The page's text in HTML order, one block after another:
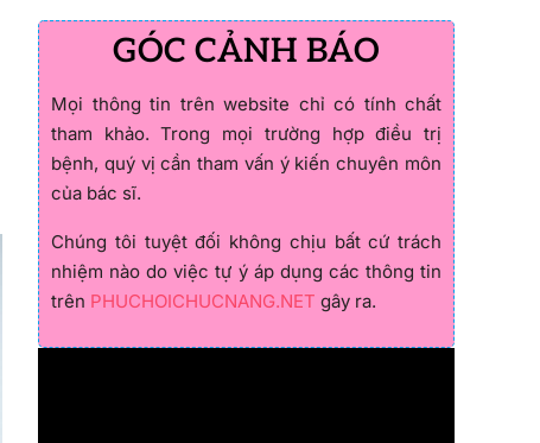
GÓC CẢNH BÁO
Mọi thông tin trên website chỉ có tính chất
tham khảo. Trong mọi trường hợp điều trị
bệnh, quý vị cần tham vấn ý kiến chuyên môn
của bác sĩ.
Chúng tôi tuyệt đối không chịu bất cứ trách
nhiệm nào do việc tự ý áp dụng các thông tin
trên PHUCHOICHUCNANG.NET gây ra.